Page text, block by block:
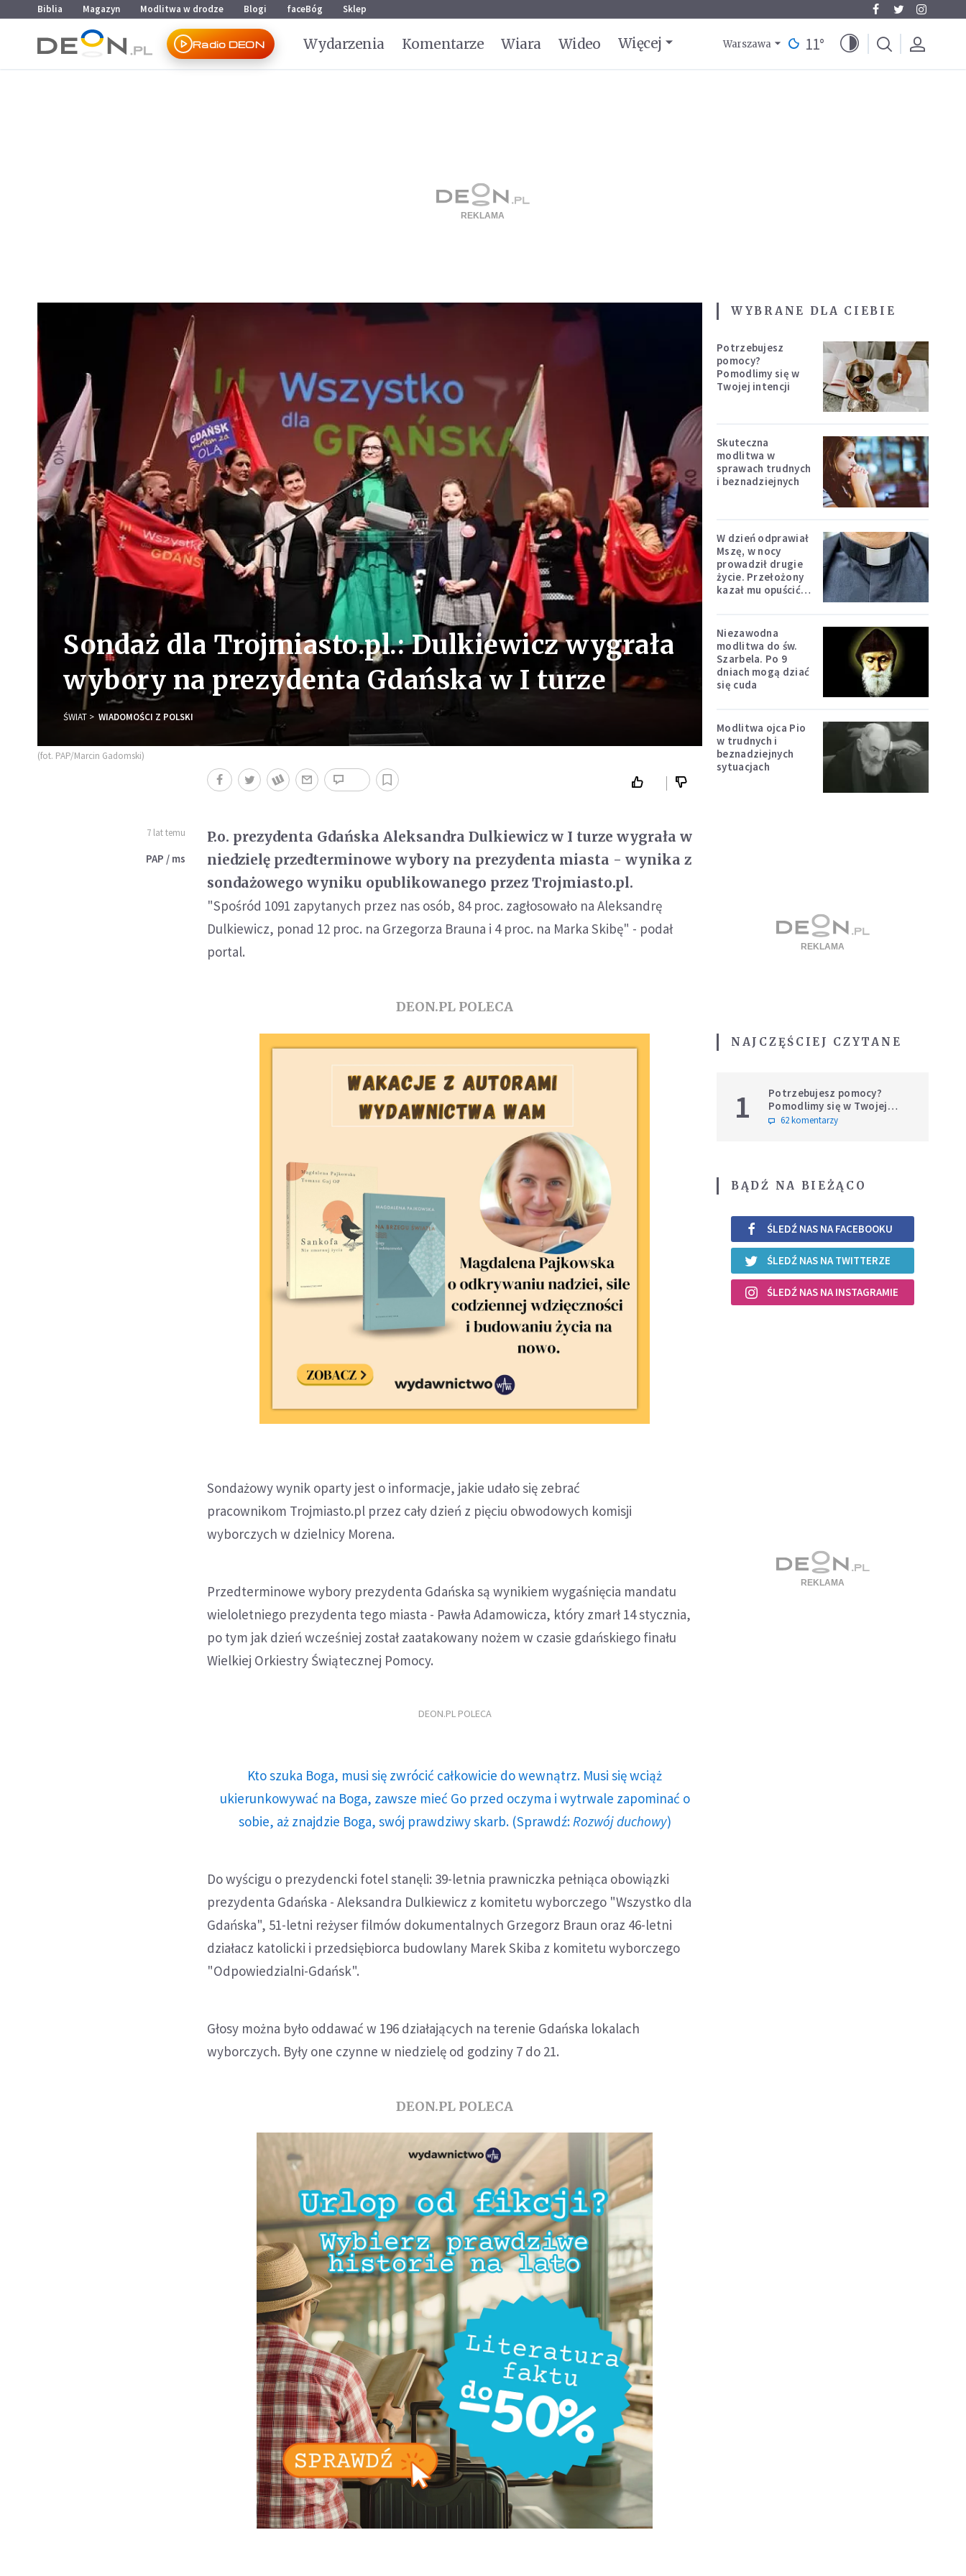
Przejdź do menu głównego
Przejdź do treści
Biblia Magazyn Modlitwa w drodze Blogi faceBóg Sklep
Radio DEON Wydarzenia Komentarze Wiara Wideo Więcej Warszawa 11°
Sondaż dla Trojmiasto.pl.: Dulkiewicz wygrała
wybory na prezydenta Gdańska w I turze
ŚWIAT WIADOMOŚCI Z POLSKI
(fot. PAP/Marcin Gadomski)
7 lat temu
PAP / ms
P.o. prezydenta Gdańska Aleksandra Dulkiewicz w I turze wygrała w
niedzielę przedterminowe wybory na prezydenta miasta - wynika z
sondażowego wyniku opublikowanego przez Trojmiasto.pl.
"Spośród 1091 zapytanych przez nas osób, 84 proc. zagłosowało na Aleksandrę
Dulkiewicz, ponad 12 proc. na Grzegorza Brauna i 4 proc. na Marka Skibę" - podał
portal.
DEON.PL POLECA
Sondażowy wynik oparty jest o informacje, jakie udało się zebrać
pracownikom Trojmiasto.pl przez cały dzień z pięciu obwodowych komisji
wyborczych w dzielnicy Morena.
Przedterminowe wybory prezydenta Gdańska są wynikiem wygaśnięcia mandatu
wieloletniego prezydenta tego miasta - Pawła Adamowicza, który zmarł 14 stycznia,
po tym jak dzień wcześniej został zaatakowany nożem w czasie gdańskiego finału
Wielkiej Orkiestry Świątecznej Pomocy.
DEON.PL POLECA
Kto szuka Boga, musi się zwrócić całkowicie do wewnątrz. Musi się wciąż
ukierunkowywać na Boga, zawsze mieć Go przed oczyma i wytrwale zapominać o
sobie, aż znajdzie Boga, swój prawdziwy skarb. (Sprawdź: Rozwój duchowy)
Do wyścigu o prezydencki fotel stanęli: 39-letnia prawniczka pełniąca obowiązki
prezydenta Gdańska - Aleksandra Dulkiewicz z komitetu wyborczego "Wszystko dla
Gdańska", 51-letni reżyser filmów dokumentalnych Grzegorz Braun oraz 46-letni
działacz katolicki i przedsiębiorca budowlany Marek Skiba z komitetu wyborczego
"Odpowiedzialni-Gdańsk".
Głosy można było oddawać w 196 działających na terenie Gdańska lokalach
wyborczych. Były one czynne w niedzielę od godziny 7 do 21.
DEON.PL POLECA
WYBRANE DLA CIEBIE
Potrzebujesz
pomocy?
Pomodlimy się w
Twojej intencji
Skuteczna
modlitwa w
sprawach trudnych
i beznadziejnych
W dzień odprawiał
Mszę, w nocy
prowadził drugie
życie. Przełożony
kazał mu opuścić
Niezawodna
modlitwa do św.
Szarbela. Po 9
dniach mogą dziać
się cuda
Modlitwa ojca Pio
w trudnych i
beznadziejnych
sytuacjach
NAJCZĘŚCIEJ CZYTANE
1
Potrzebujesz pomocy?
Pomodlimy się w Twojej
intencji
62 komentarzy
BĄDŹ NA BIEŻĄCO
ŚLEDŹ NAS NA FACEBOOKU
ŚLEDŹ NAS NA TWITTERZE
ŚLEDŹ NAS NA INSTAGRAMIE